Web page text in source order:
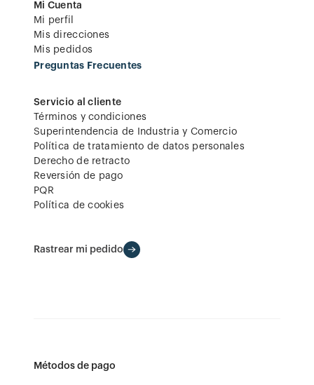
Mi Cuenta
Mi perfil
Mis direcciones
Mis pedidos
Preguntas Frecuentes
Servicio al cliente
Términos y condiciones
Superintendencia de Industria y Comercio
Política de tratamiento de datos personales
Derecho de retracto
Reversión de pago
PQR
Política de cookies
Rastrear mi pedido
Métodos de pago